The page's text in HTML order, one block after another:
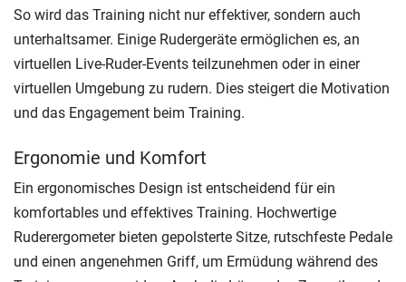
So wird das Training nicht nur effektiver, sondern auch
unterhaltsamer. Einige Rudergeräte ermöglichen es, an
virtuellen Live-Ruder-Events teilzunehmen oder in einer
virtuellen Umgebung zu rudern. Dies steigert die Motivation
und das Engagement beim Training.
Ergonomie und Komfort
Ein ergonomisches Design ist entscheidend für ein
komfortables und effektives Training. Hochwertige
Ruderergometer bieten gepolsterte Sitze, rutschfeste Pedale
und einen angenehmen Griff, um Ermüdung während des